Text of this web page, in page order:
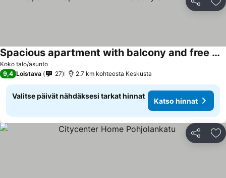
Jaa
Koko talo/asunto
Spacious apartment with balcony and free WiFi
9,4 Loistava 27 2.7 km kohteesta Keskusta
Valitse päivät nähdäksesi tarkat hinnat
Katso hinnat
Jaa